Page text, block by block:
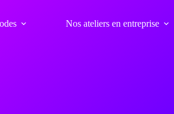
Nos ateliers en entreprise